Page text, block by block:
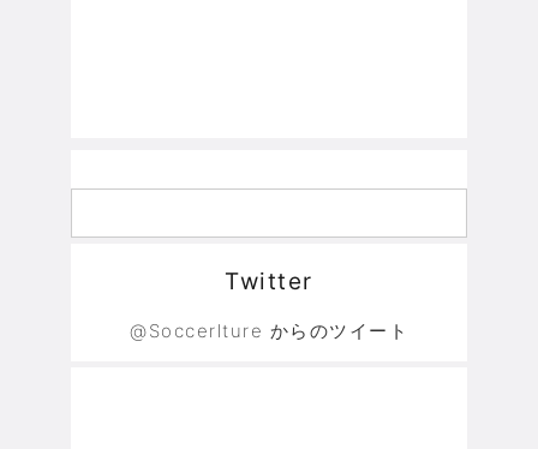
Twitter
@Soccerlture からのツイート